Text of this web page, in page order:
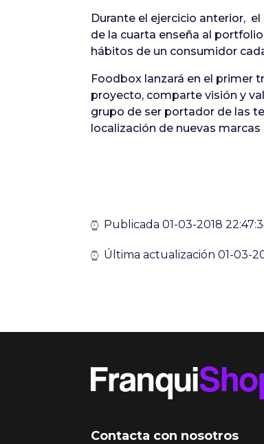
Durante el ejercicio anterior,
de la cuarta enseña al
hábitos de un consumidor
Foodbox lanzará en el primer
proyecto, comparte visión y
grupo de ser portador de las
localización de nuevas
Publicada 01-03-2018
Última actualización 01-03-
Contacta con nosotros